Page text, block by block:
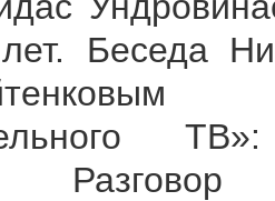
Беседа